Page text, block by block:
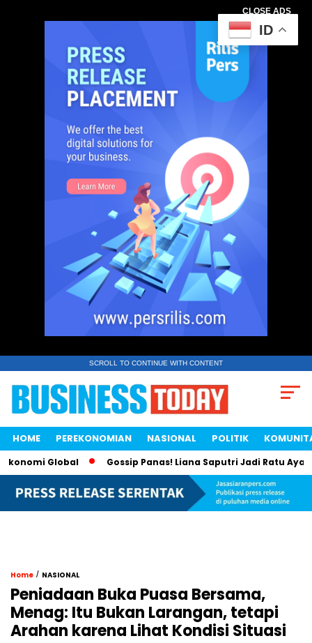
CLOSE ADS
SCROLL TO CONTINUE WITH CONTENT
HOME PEREKONOMIAN NASIONAL POLITIK
Global Gossip Panas! Liana Saputri Jadi Ratu Ayam
Home / NASIONAL
Peniadaan Buka Puasa Bersama,
Menag: Itu Bukan Larangan, tetapi
Arahan karena Lihat Kondisi Situasi
ID